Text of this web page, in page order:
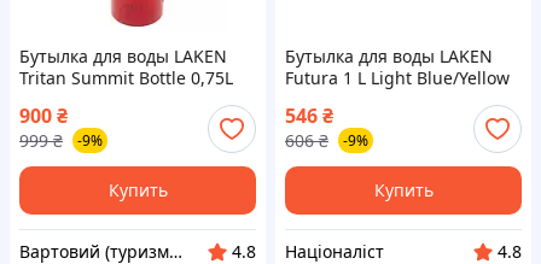
Бутылка для воды LAKEN
Tritan Summit Bottle 0,75L
900₴
999 ₴ -9%
Купить
Вартовий (туризм, охота и кемпинг)
4.8
Бутылка для воды LAKEN
Futura 1 L Light Blue/Yellow
546₴
606 ₴ -9%
Купить
Націоналіст
4.8